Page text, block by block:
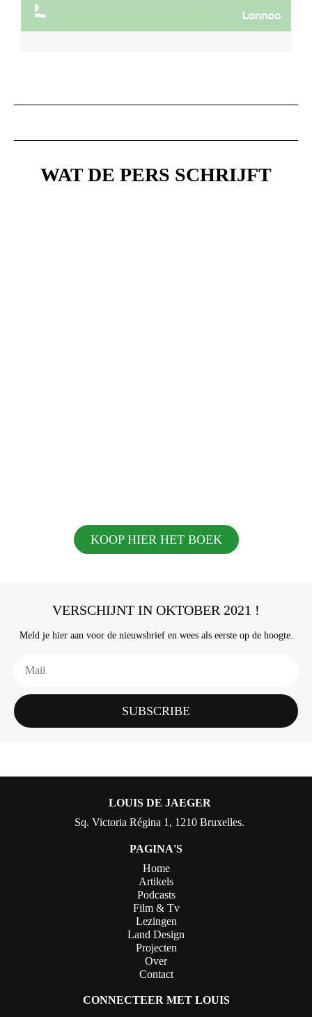
WAT DE PERS SCHRIJFT
KOOP HIER HET BOEK
VERSCHIJNT IN OKTOBER 2021 !
Meld je hier aan voor de nieuwsbrief en wees als eerste op de hoogte.
SUBSCRIBE
LOUIS DE JAEGER
Sq. Victoria Régina 1, 1210 Bruxelles.
PAGINA'S
Home
Artikels
Podcasts
Film & Tv
Lezingen
Land Design
Projecten
Over
Contact
CONNECTEER MET LOUIS